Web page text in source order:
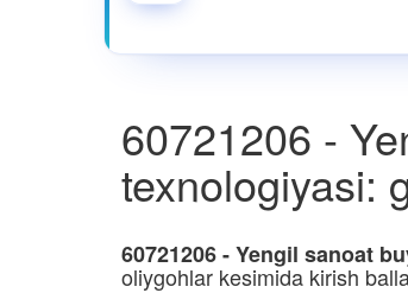
60721206 -
texnologiyasi:
60721206 - Yengil sanoat
oliygohlar kesimida kirish